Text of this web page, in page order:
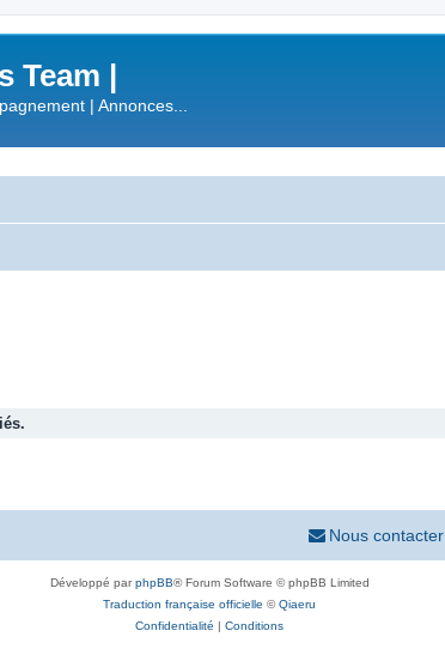
Team |
| Annonces...
Nous contacter
Développé parphpBB® Forum Software © phpBB Limited
Traduction française officielle ©Qiaeru
Confidentialité | Conditions